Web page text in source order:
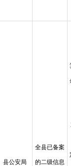
县公安局
全县已备案
的二级信息